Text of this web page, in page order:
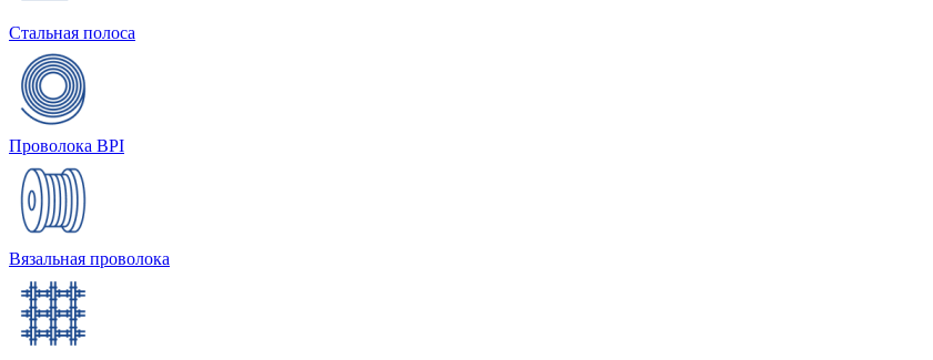
Стальная полоса
Проволока BPI
Вязальная проволока